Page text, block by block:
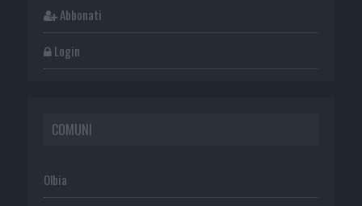
Abbonati
Login
COMUNI
Olbia